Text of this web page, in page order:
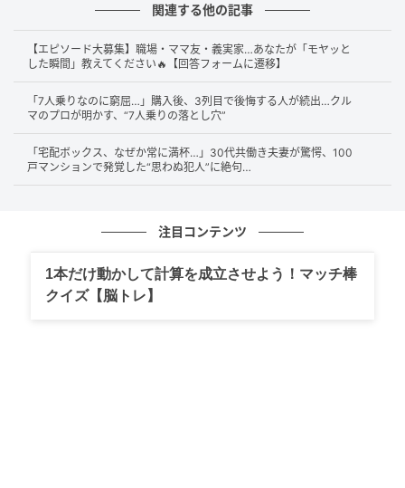
燃料ポンプは電気で動くモーターです。
いくら新品でも、十分な電気が届かなければ本来の性
能は発揮できません。ここで想像してみてください。
庭の水やり用ホースが、途中で潰れていたり、内側に
ゴミが溜まっていたらどうなるでしょうか。蛇口を全
開にしても、水の勢いは弱くなりますよね。
す。すると、燃料ポンプは“動いてはいる”けれど、最大
出力を出せない状態になります。実際に電圧を測定す
ると、本来12ボルト届くはずのところが、大きく低下
関連する他の記事
【エピソード大募集】職場・ママ友・義実家…あなたが「モヤッと
した瞬間」教えてください🔥【回答フォームに遷移】
「7人乗りなのに窮屈…」購入後、3列目で後悔する人が続出…クル
マのプロが明かす、“7人乗りの落とし穴”
「宅配ボックス、なぜか常に満杯…」30代共働き夫妻が驚愕、100
戸マンションで発覚した“思わぬ犯人”に絶句…
注目コンテンツ
1本だけ動かして計算を成立させよう！マッチ棒
クイズ【脳トレ】